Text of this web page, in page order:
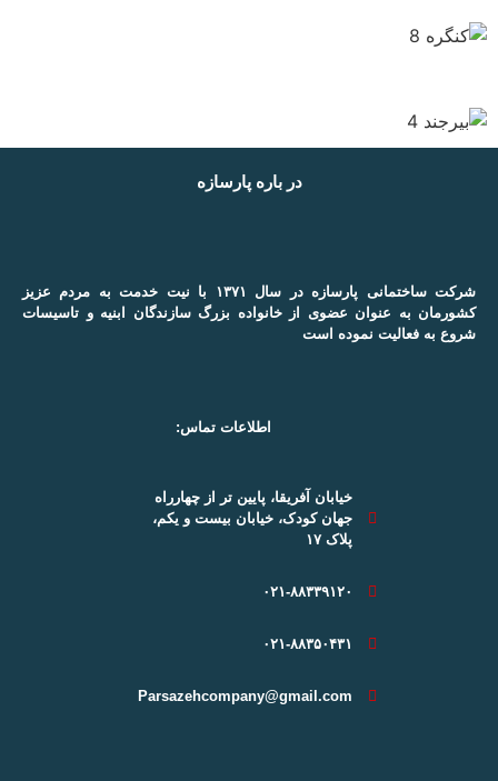
در باره پارسازه
شرکت ساختمانی پارسازه در سال ۱۳۷۱ با نیت خدمت به مردم عزیز
کشورمان به عنوان عضوی از خانواده بزرگ سازندگان ابنیه و تاسیسات
شروع به فعالیت نموده است
اطلاعات تماس:
خیابان آفریقا، پایین تر از چهارراه
جهان کودک، خیابان بیست و یکم،
پلاک ۱۷
۰۲۱-۸۸۳۳۹۱۲۰
۰۲۱-۸۸۳۵۰۴۳۱
Parsazehcompany@gmail.com